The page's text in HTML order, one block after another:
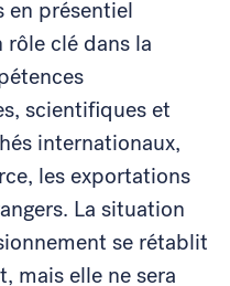
en présentiel
clé dans la
scientifiques et
internationaux,
les exportations
La situation
se rétablit
mais elle ne sera